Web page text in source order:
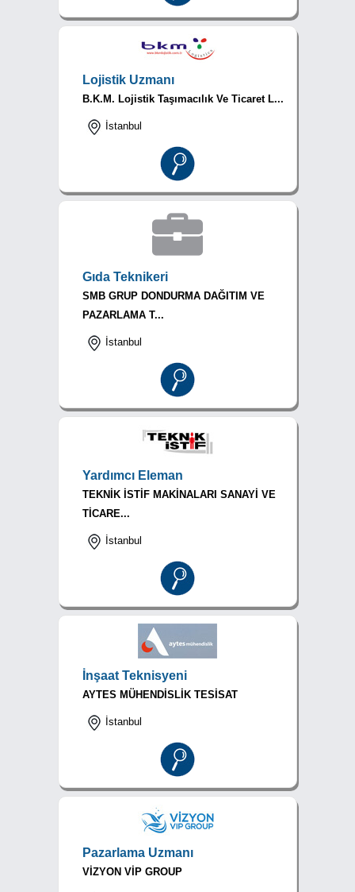
Lojistik Uzmanı
B.K.M. Lojistik Taşımacılık Ve Ticaret L...
İstanbul
Gıda Teknikeri
SMB GRUP DONDURMA DAĞITIM VE
PAZARLAMA T...
İstanbul
Yardımcı Eleman
TEKNİK İSTİF MAKİNALARI SANAYİ VE
TİCARE...
İstanbul
İnşaat Teknisyeni
AYTES MÜHENDİSLİK TESİSAT
İstanbul
Pazarlama Uzmanı
VİZYON VİP GROUP